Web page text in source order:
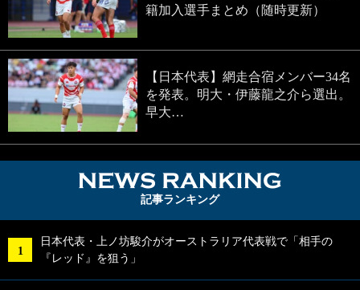
籍加入選手まとめ（随時更新）
【日本代表】網走合宿メンバー34名
を発表。明大・伊藤龍之介ら選出。
早大…
記事ランキング
日本代表・上ノ坊駿介がオーストラリア代表戦で「相手の
『レッド』を狙う」